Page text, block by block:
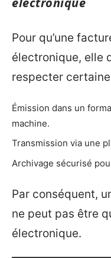
Pour qu’une
électronique, elle
respecter
Émission dans un
machine.
Transmission via une
Archivage sécurisé
Par conséquent,
ne peut pas être
électronique.